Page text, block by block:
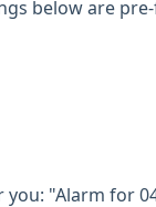
below are
"Alarm for